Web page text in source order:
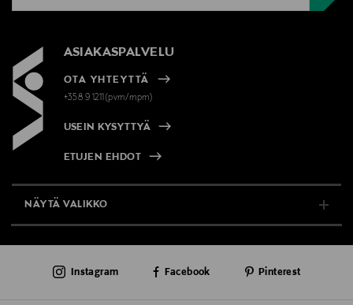
ASIAKASPALVELU
OTA YHTEYTTÄ
+358 9 1211(pvm/mpm)
USEIN KYSYTTYÄ
ETUJEN EHDOT
NÄYTÄ VALIKKO
AJANKOHTAISTA
Instagram Facebook Pinterest